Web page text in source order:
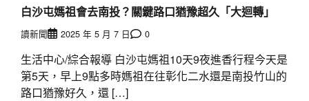
白沙屯媽祖會去南投？關鍵路口猶豫超久「大迴轉」
讀新聞 2025 年 5 月 7 日 0
生活中心/綜合報導 白沙屯媽祖10天9夜進香行程今天是
第5天，早上9點多時媽祖在往彰化二水還是南投竹山的
路口猶豫好久，還 […]